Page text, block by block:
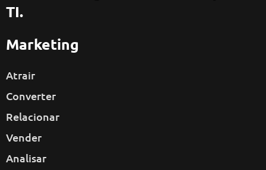
TI.
Marketing
Atrair
Converter
Relacionar
Vender
Analisar